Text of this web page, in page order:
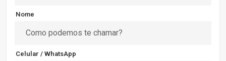
Nome
Celular / WhatsApp